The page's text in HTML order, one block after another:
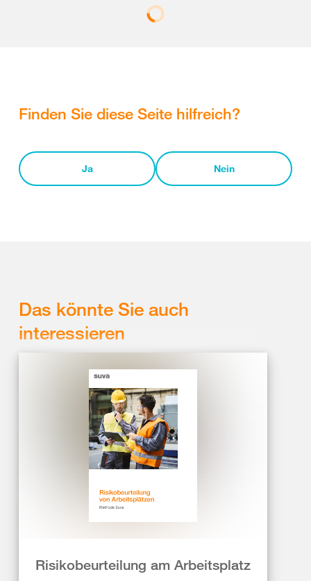
Finden Sie diese Seite hilfreich?
Ja Nein
Das könnte Sie auch
interessieren
Risikobeurteilung am Arbeitsplatz